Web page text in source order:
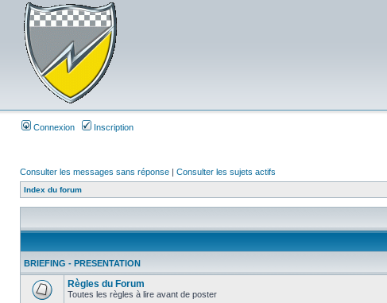
Connexion Inscription
Consulter les messages sans réponse | Consulter les sujets actifs
Index du forum
BRIEFING - PRESENTATION
Règles du Forum
Toutes les règles à lire avant de poster